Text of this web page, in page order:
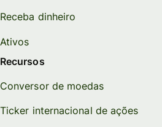
Receba dinheiro
Ativos
Recursos
Conversor de moedas
Ticker internacional de ações